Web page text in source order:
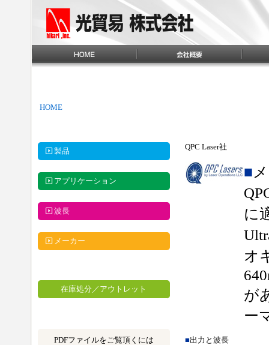
HOME
製品
アプリケーション
波長
メーカー
在庫処分／アウトレット
PDFファイルをご覧頂くには
QPC Laser社
■
に
オ
が
ー
■出力と波長